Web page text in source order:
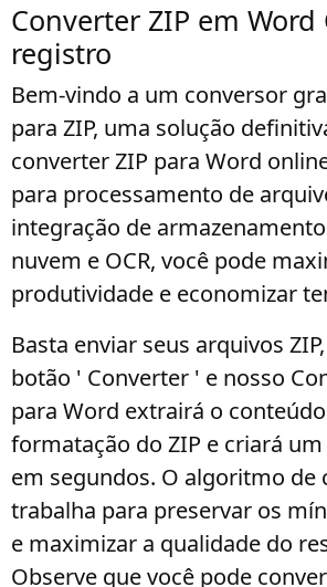
Converter ZIP em Word
registro
Bem-vindo a um conversor
para ZIP, uma solução
converter ZIP para Word
para processamento de
integração de
nuvem e OCR, você pode
produtividade e economizar
Basta enviar seus arquivos
botão ' Converter ' e nosso
para Word extrairá o
formatação do ZIP e criará
em segundos. O algoritmo de
trabalha para preservar os
e maximizar a qualidade do
Observe que você pode